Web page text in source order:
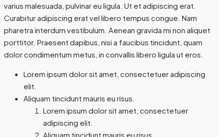
varius malesuada, pulvinar eu ligula. Ut et adipiscing erat.
Curabitur adipiscing erat vel libero tempus congue. Nam
pharetra interdum vestibulum. Aenean gravida mi non aliquet
porttitor. Praesent dapibus, nisi a faucibus tincidunt, quam
dolor condimentum metus, in convallis libero ligula ut eros.
Lorem ipsum dolor sit amet, consectetuer adipiscing
elit.
Aliquam tincidunt mauris eu risus.
Lorem ipsum dolor sit amet, consectetuer
adipiscing elit.
Aliquam tincidunt mauris eu risus.